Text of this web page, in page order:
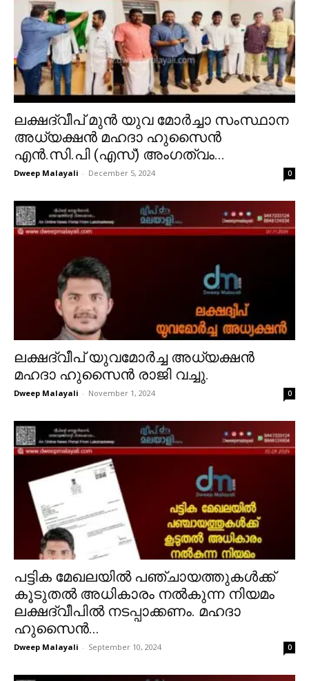
ലക്ഷദ്വീപ് മുൻ യുവ മോർച്ചാ സംസ്ഥാന
അധ്യക്ഷൻ മഹദാ ഹുസൈൻ
എൻ.സി.പി (എസ്) അംഗത്വം...
Dweep Malayali - December 5, 2024 0
ലക്ഷദ്വീപ് യുവമോർച്ച അധ്യക്ഷൻ
മഹദാ ഹുസൈൻ രാജി വച്ചു.
Dweep Malayali - November 1, 2024 0
പട്ടിക മേഖലയിൽ പഞ്ചായത്തുകൾക്ക്
കൂടുതൽ അധികാരം നൽകുന്ന നിയമം
ലക്ഷദ്വീപിൽ നടപ്പാക്കണം. മഹദാ
ഹുസൈൻ...
Dweep Malayali - September 10, 2024 0